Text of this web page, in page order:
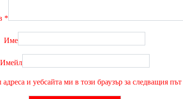
*
Име
Имейл
и уебсайта ми в този браузър за следващия